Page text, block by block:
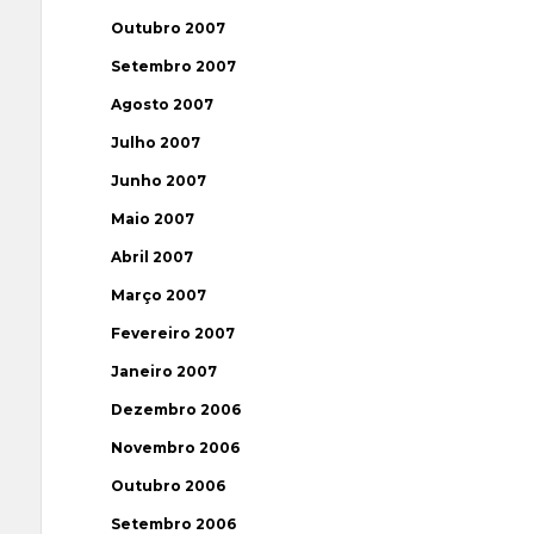
Outubro 2007
Setembro 2007
Agosto 2007
Julho 2007
Junho 2007
Maio 2007
Abril 2007
Março 2007
Fevereiro 2007
Janeiro 2007
Dezembro 2006
Novembro 2006
Outubro 2006
Setembro 2006